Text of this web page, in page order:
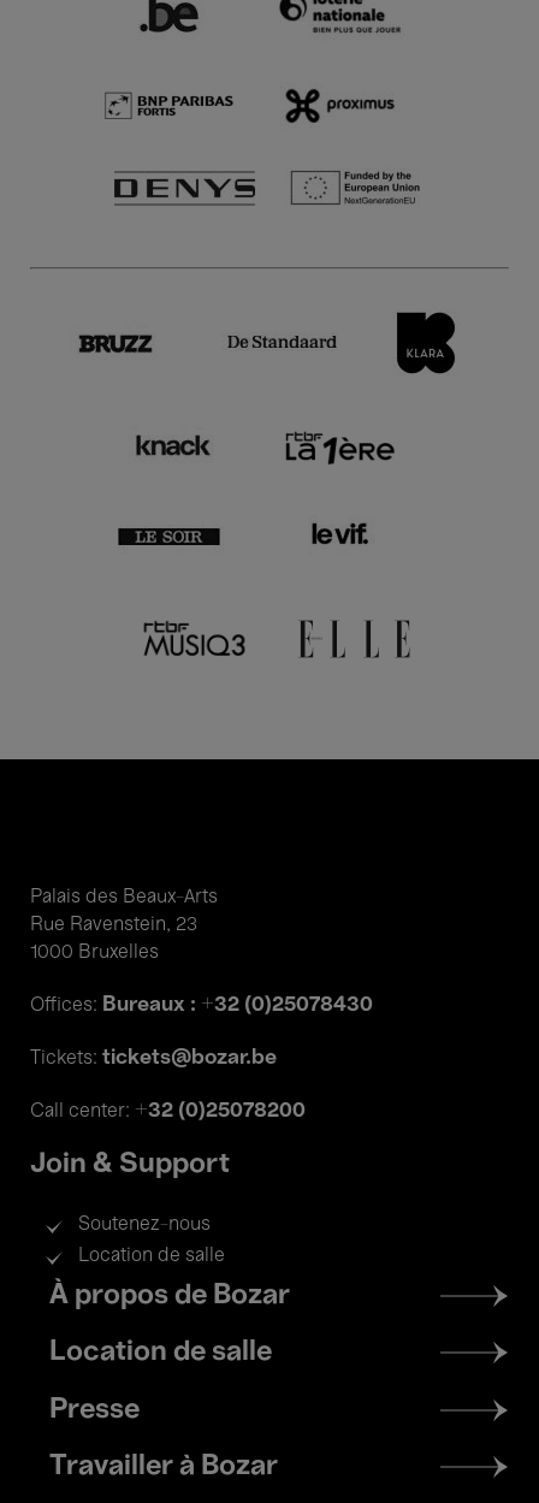
Palais des Beaux-Arts
Rue Ravenstein, 23
1000 Bruxelles
Offices: Bureaux : +32 (0)25078430
Tickets: tickets@bozar.be
Call center: +32 (0)25078200
Join & Support
Soutenez-nous
Location de salle
Footer
menu
À propos de Bozar
Location de salle
Presse
Travailler à Bozar